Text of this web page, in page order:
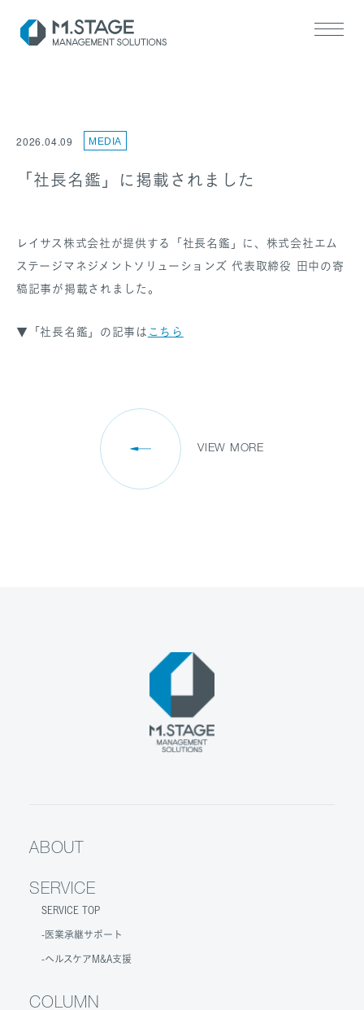
医業承継サポート
ヘルスケアM&A支援
2026.04.09 MEDIA
「社長名鑑」に掲載されました
レイサス株式会社が提供する「社長名鑑」に、株式会社エム
ステージマネジメントソリューションズ 代表取締役 田中の寄
稿記事が掲載されました。
▼「社長名鑑」の記事は こちら
VIEW MORE
ABOUT
SERVICE
SERVICE TOP
医業承継サポート
ヘルスケアM&A支援
COLUMN